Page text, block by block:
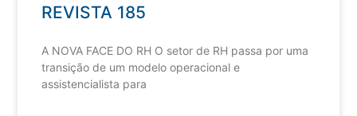
REVISTA 185
A NOVA FACE DO RH O setor de RH passa por uma
transição de um modelo operacional e
assistencialista para